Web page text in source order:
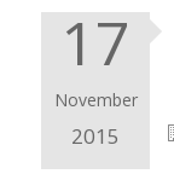
17
November
2015